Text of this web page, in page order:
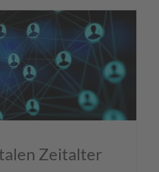
Zeitalter